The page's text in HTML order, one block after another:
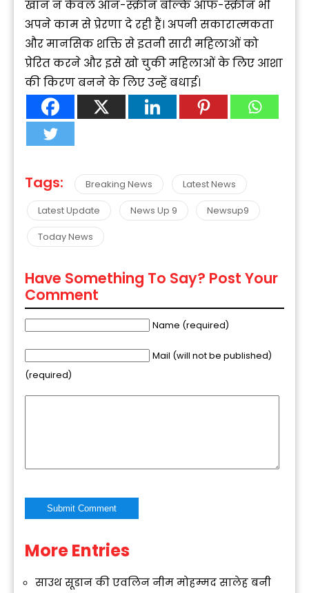
खान न केवल ऑन-स्क्रीन बल्कि ऑफ-स्क्रीन भी
अपने काम से प्रेरणा दे रही हैं। अपनी सकारात्मकता
और मानसिक शक्ति से इतनी सारी महिलाओं को
प्रेरित करने और इसे खो चुकी महिलाओं के लिए आशा
की किरण बनने के लिए उन्हें बधाई।
Tags: Breaking News
Latest News
Latest Update
News Up 9
Newsup9
Today News
Have Something To Say? Post Your
Comment
Name (required)
Mail (will not be published)
(required)
Alternative:
More Entries
साउथ सूडान की एवलिन नीम मोहम्मद सालेह बनी